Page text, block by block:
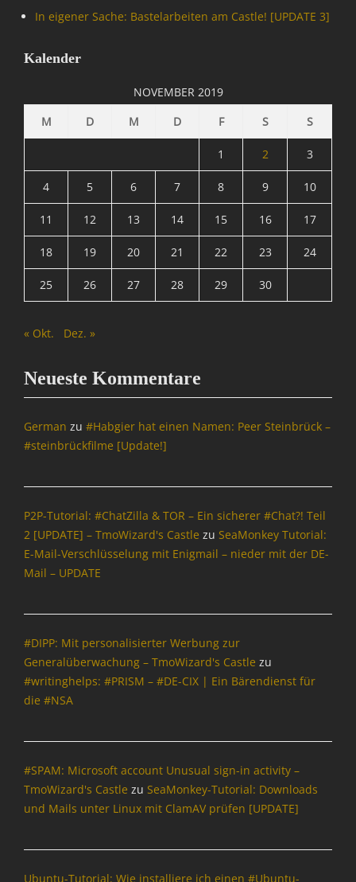
In eigener Sache: Bastelarbeiten am Castle! [UPDATE 3]
Kalender
NOVEMBER 2019
M
D M D F S S
1 2 3
4 5 6 7 8 9 10
11 12 13 14 15 16 17
18 19 20 21 22 23 24
25 26 27 28 29 30
« Okt. Dez. »
Neueste Kommentare
German zu #Habgier hat einen Namen: Peer Steinbrück –
#steinbrückfilme [Update!]
P2P-Tutorial: #ChatZilla & TOR – Ein sicherer #Chat?! Teil
2 [UPDATE] – TmoWizard's Castle zu SeaMonkey Tutorial:
E-Mail-Verschlüsselung mit Enigmail – nieder mit der DE-
Mail – UPDATE
#DIPP: Mit personalisierter Werbung zur
Generalüberwachung – TmoWizard's Castle zu
#writinghelps: #PRISM – #DE-CIX | Ein Bärendienst für
die #NSA
#SPAM: Microsoft account Unusual sign-in activity –
TmoWizard's Castle zu SeaMonkey-Tutorial: Downloads
und Mails unter Linux mit ClamAV prüfen [UPDATE]
Ubuntu-Tutorial: Wie installiere ich einen #Ubuntu-